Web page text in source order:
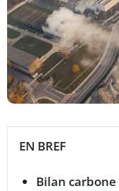
EN BREF
Bilan carbone